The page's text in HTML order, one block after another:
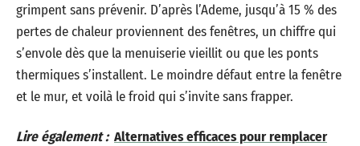
grimpent sans prévenir. D’après l’Ademe, jusqu’à 15 % des
pertes de chaleur proviennent des fenêtres, un chiffre qui
s’envole dès que la menuiserie vieillit ou que les ponts
thermiques s’installent. Le moindre défaut entre la fenêtre
et le mur, et voilà le froid qui s’invite sans frapper.
Lire également : Alternatives efficaces pour remplacer